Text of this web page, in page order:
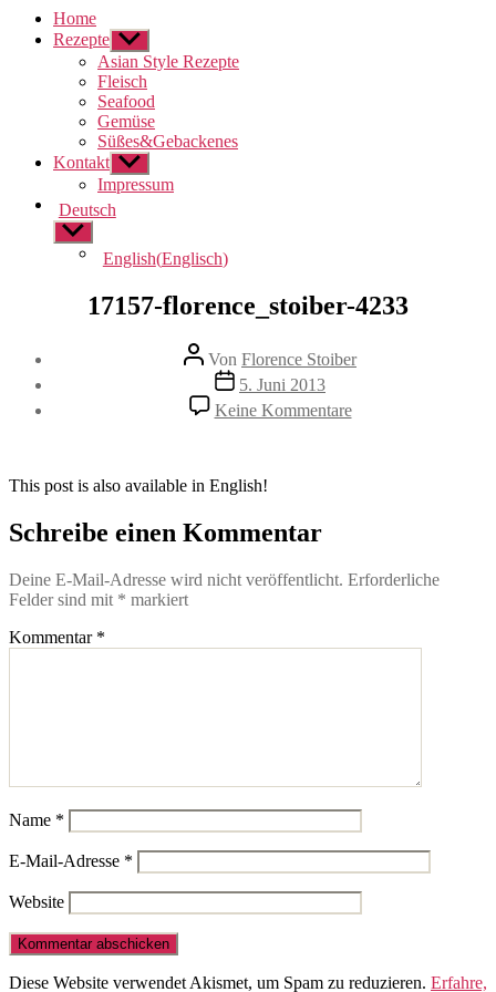
Home
Rezepte Untermenü
anzeigen
Asian Style Rezepte
Fleisch
Seafood
Gemüse
Süßes&Gebackenes
Kontakt Untermenü
anzeigen
Impressum
Deutsch
Untermenü
anzeigen
English(Englisch)
17157-florence_stoiber-4233
Beitragsautor
Von Florence Stoiber
Veröffentlichungsdatum
5. Juni 2013
Keine Kommentarezu
17157-
This post is also available in English!
Schreibe einen Kommentar
Deine E-Mail-Adresse wird nicht veröffentlicht. Erforderliche
Felder sind mit * markiert
Kommentar *
Name *
E-Mail-Adresse *
Website
Diese Website verwendet Akismet, um Spam zu reduzieren. Erfahre,